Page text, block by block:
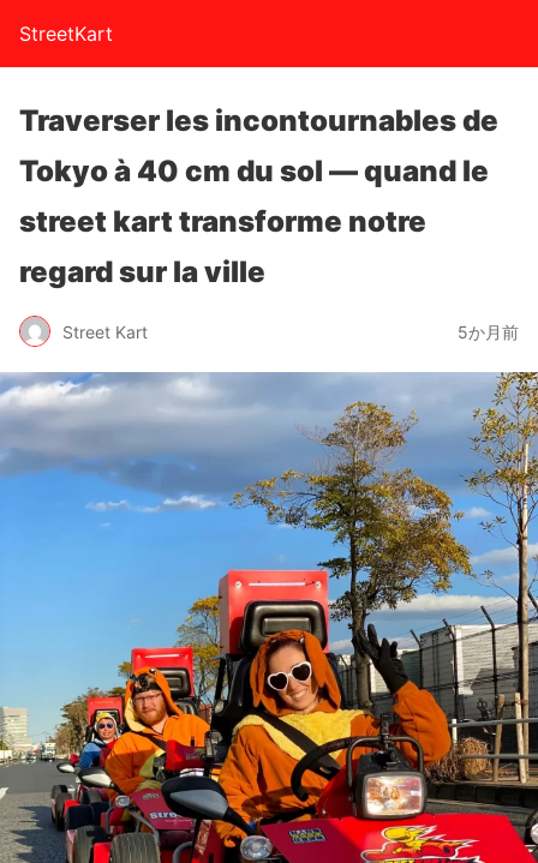
StreetKart
Traverser les incontournables de
Tokyo à 40 cm du sol — quand le
street kart transforme notre
regard sur la ville
Street Kart 5か月前